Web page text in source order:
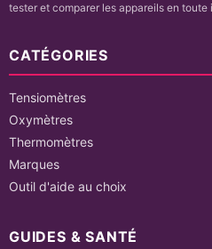
tester et comparer les appareils en toute
CATÉGORIES
Tensiomètres
Oxymètres
Thermomètres
Marques
Outil d'aide au choix
GUIDES & SANTÉ